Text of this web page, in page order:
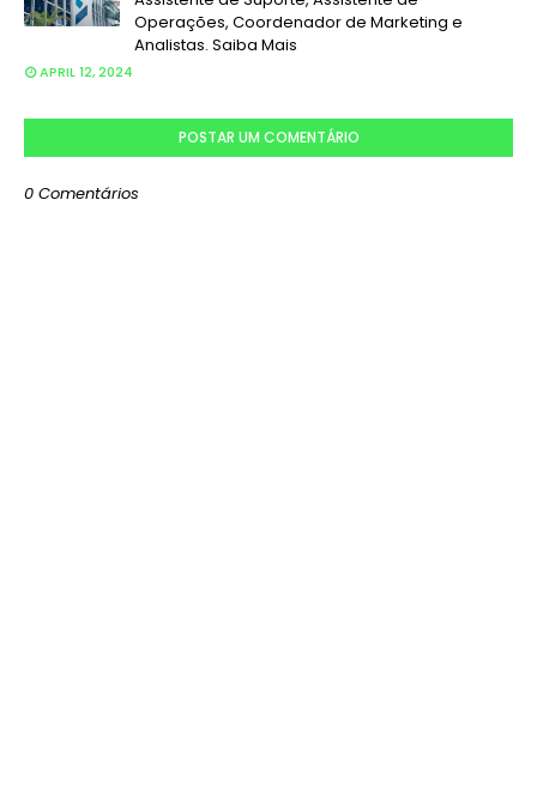
Operações, Coordenador de Marketing e
Analistas. Saiba Mais
APRIL 12, 2024
POSTAR UM COMENTÁRIO
0 Comentários